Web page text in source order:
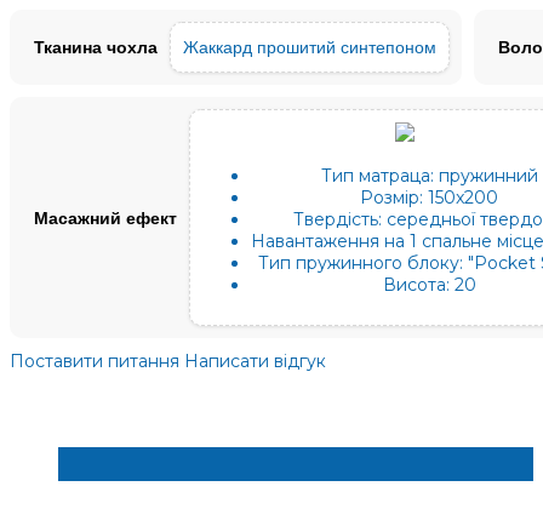
Тканина чохла Жаккард прошитий синтепоном
Масажний ефект
Тип матраца: пружинний
Розмір: 150x200
Твердість: середньої
Навантаження на 1 спальне
Тип пружинного блоку: "Pocket
Висота: 20
Поставити питання Написати відгук